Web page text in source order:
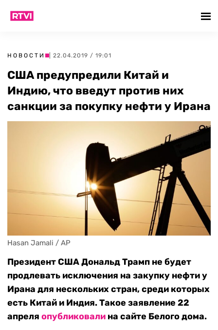
НОВОСТИ | 22.04.2019 / 19:01
США предупредили Китай и
Индию, что введут против них
санкции за покупку нефти у Ирана
Hasan Jamali / AP
Президент США Дональд Трамп не будет
продлевать исключения на закупку нефти у
Ирана для нескольких стран, среди которых
есть Китай и Индия. Такое заявление 22
апреля опубликовали на сайте Белого дома.